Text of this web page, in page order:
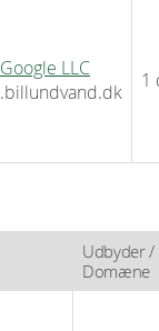
Google LLC
.billundvand.dk
1
Udbyder /
Domæne